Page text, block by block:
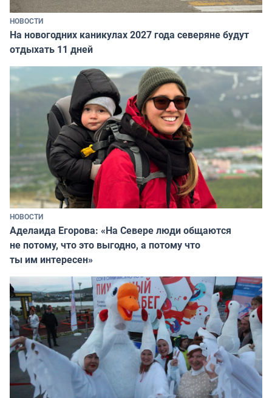
НОВОСТИ
На новогодних каникулах 2027 года северяне будут
отдыхать 11 дней
НОВОСТИ
Аделаида Егорова: «На Севере люди общаются
не потому, что это выгодно, а потому что
ты им интересен»